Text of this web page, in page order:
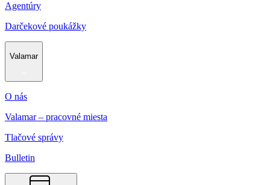
Agentúry
Darčekové poukážky
Valamar
O nás
Valamar – pracovné miesta
Tlačové správy
Bulletin